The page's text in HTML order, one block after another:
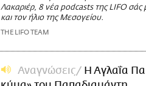
Λακαριέρ, 8 νέα podcasts της LIFO
και τον ήλιο της Μεσογείου.
THE LIFO TEAM
Αναγνώσεις
H Aγλαΐα